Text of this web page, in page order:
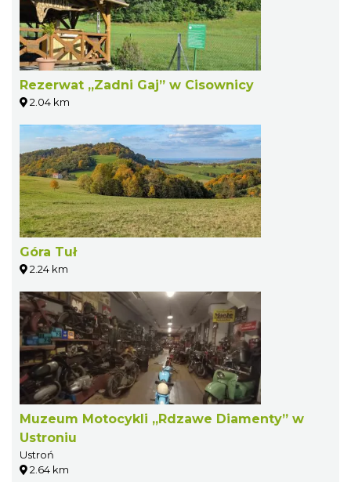
Rezerwat „Zadni Gaj” w Cisownicy
2.04 km
Góra Tuł
2.24 km
Muzeum Motocykli „Rdzawe Diamenty” w
Ustroniu
Ustroń
2.64 km